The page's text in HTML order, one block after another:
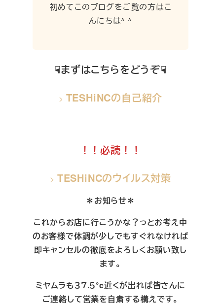
初めてこのブログをご覧の方はこ
んにちは^ ^
☟まずはこちらをどうぞ☟
> TESHiNCの自己紹介
！！必読！！
> TESHiNCのウイルス対策
＊お知らせ＊
これからお店に行こうかな？っとお考え中
のお客様で体調が少しでもすぐれなければ
即キャンセルの徹底をよろしくお願い致し
ます。
ミヤムラも３７.５°c近くが出れば皆さんに
ご連絡して営業を自粛する構えです。